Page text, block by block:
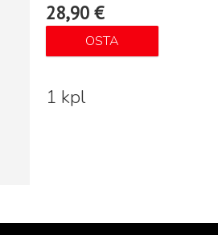
28,90 €
OSTA
1 kpl